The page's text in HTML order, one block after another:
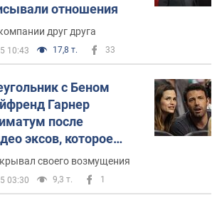
отношения
друг друга
10:43 17,8 т. 33
с Беном
Гарнер
после
эксов, которое
своего возмущения
03:30 9,3 т. 1